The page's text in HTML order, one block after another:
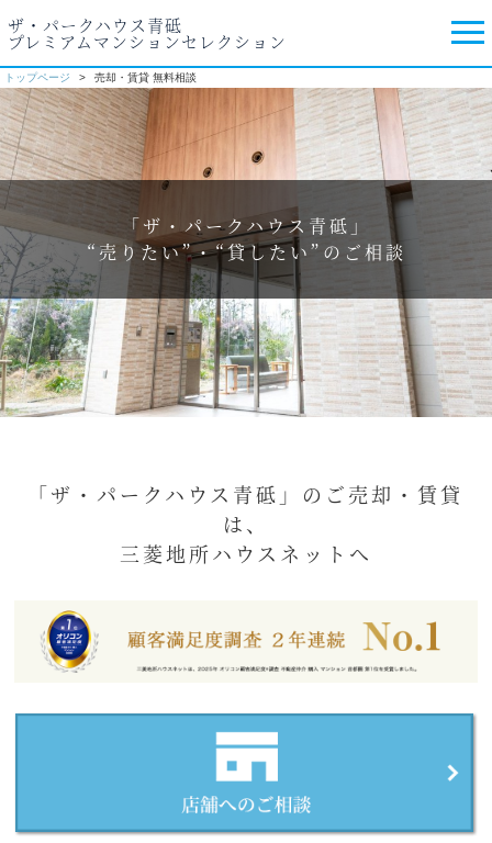
ザ・パークハウス青砥
プレミアムマンションセレクション
トップページ 売却・賃貸 無料相談
「ザ・パークハウス青砥」
“売りたい”・“貸したい”のご相談
「ザ・パークハウス青砥」のご売却・賃貸
は、
三菱地所ハウスネットへ